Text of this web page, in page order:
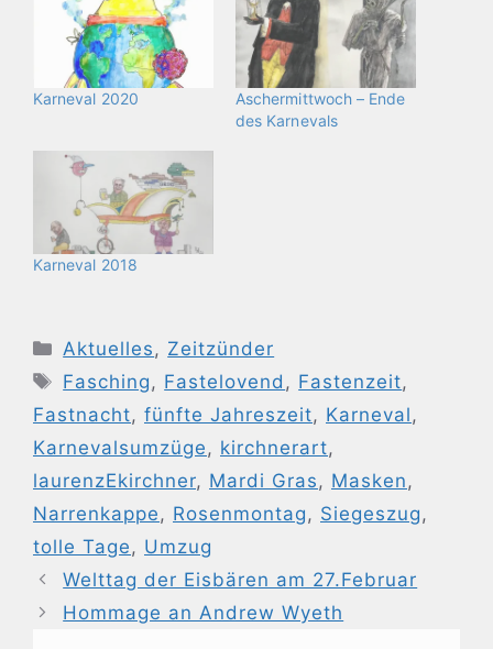
Karneval 2020
Aschermittwoch – Ende
des Karnevals
Karneval 2018
Kategorien
Aktuelles , Zeitzünder
Schlagwörter
Fasching , Fastelovend , Fastenzeit,
Fastnacht, fünfte Jahreszeit, Karneval ,
Karnevalsumzüge , kirchnerart,
laurenzEkirchner, Mardi Gras , Masken ,
Narrenkappe , Rosenmontag , Siegeszug ,
tolle Tage , Umzug
Welttag der Eisbären am 27.Februar
Hommage an Andrew Wyeth